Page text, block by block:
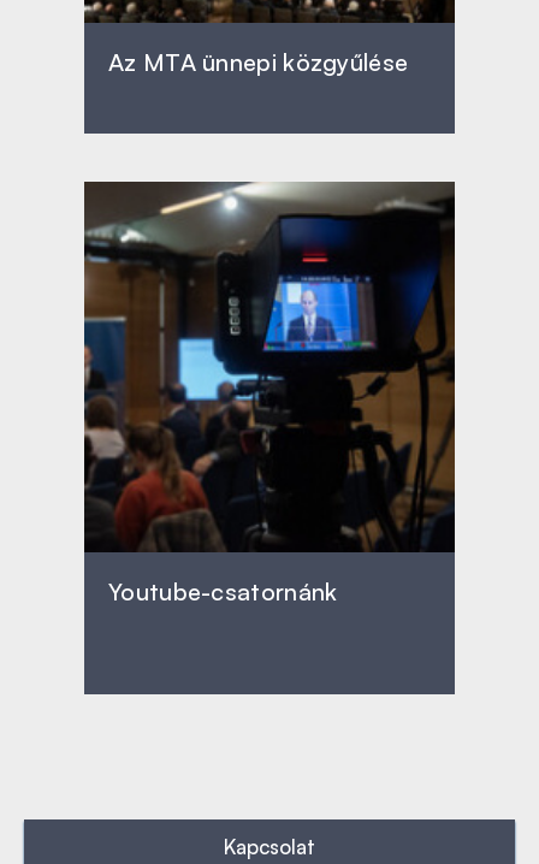
Az MTA ünnepi közgyűlése
Youtube-csatornánk
Kapcsolat